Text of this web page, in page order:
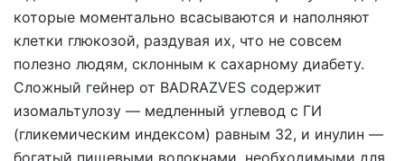
которые моментально всасываются и наполняют
клетки глюкозой, раздувая их, что не совсем
полезно людям, склонным к сахарному диабету.
Сложный гейнер от BADRAZVES содержит
изомальтулозу — медленный углевод с ГИ
(гликемическим индексом) равным 32, и инулин —
богатый пищевыми волокнами, необходимыми для